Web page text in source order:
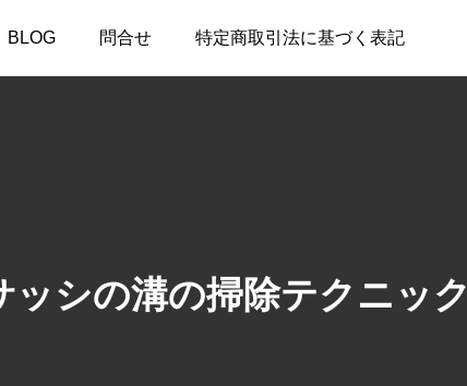
BLOG 問合せ 特定商取引法に基づく表記
ッシの溝の掃除テクニック